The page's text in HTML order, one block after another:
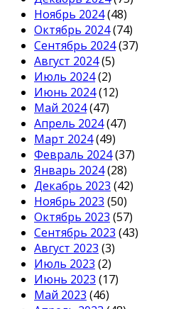
Ноябрь 2024(48)
Октябрь 2024(74)
Сентябрь 2024(37)
Август 2024(5)
Июль 2024(2)
Июнь 2024(12)
Май 2024(47)
Апрель 2024(47)
Март 2024(49)
Февраль 2024(37)
Январь 2024(28)
Декабрь 2023 (42)
Ноябрь 2023 (50)
Октябрь 2023 (57)
Сентябрь 2023 (43)
Август 2023 (3)
Июль 2023 (2)
Июнь 2023 (17)
Май 2023 (46)